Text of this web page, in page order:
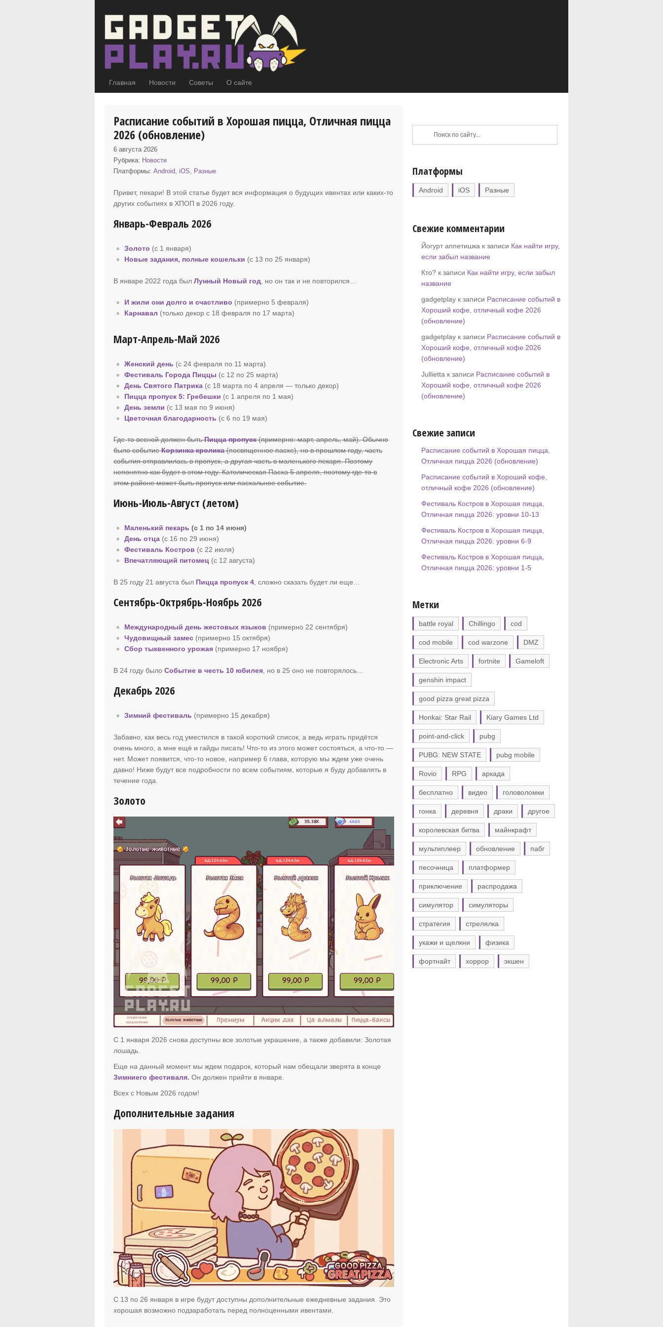
Главная Новости Советы О сайте
Расписание событий в Хорошая пицца, Отличная пицца
2026 (обновление)
6 августа 2026
Рубрика: Новости
Платформы:Android, iOS, Разные
Привет, пекари! В этой статье будет вся информация о будущих ивентах или каких-то
других событиях в ХПОП в 2026 году.
Январь-Февраль 2026
Золото (с 1 января)
Новые задания, полные кошельки (с 13 по 25 января)
В январе 2022 года былЛунный Новый год , но он так и не повторился…
И жили они долго и счастливо (примерно 5 февраля)
Карнавал (только декор с 18 февраля по 17 марта)
Март-Апрель-Май 2026
Женский день (с 24 февраля по 11 марта)
Фестиваль Города Пиццы (с 12 по 25 марта)
День Святого Патрика (с 18 марта по 4 апреля — только декор)
Пицца пропуск 5: Гребешки (с 1 апреля по 1 мая)
День земли (с 13 мая по 9 июня)
Цветочная благодарность (с 6 по 19 мая)
Где-то весной должен бытьПицца пропуск (примерно: март, апрель, май). Обычно
было событиеКорзинка кролика(посвященное пасхе), но в прошлом году, часть
события отправлилась в пропуск, а другая часть в маленького пекаря. Поэтому
непонятно как будет в этом году. Католическая Пасха 5 апреля, поэтому где-то в
этом районе может быть пропуск или пасхальное событие.
Июнь-Июль-Август (летом)
Маленький пекарь (с 1 по 14 июня)
День отца (с 16 по 29 июня)
Фестиваль Костров (c 22 июля)
Впечатляющий питомец (c 12 августа)
В 25 году 21 августа был Пицца пропуск 4, сложно сказать будет ли еще…
Сентябрь-Октрябрь-Ноябрь 2026
Международный день жестовых языков (примерно 22 сентября)
Чудовищный замес (примерно 15 октября)
Сбор тыквенного урожая (примерно 17 ноября)
В 24 году былоСобытие в честь 10 юбилея, но в 25 оно не повторялось…
Декабрь 2026
Зимний фестиваль (примерно 15 декабря)
Забавно, как весь год уместился в такой короткий список, а ведь играть придётся
очень много, а мне ещё и гайды писать! Что-то из этого может состояться, а что-то —
нет. Может появится, что-то новое, например 6 глава, которую мы ждем уже очень
давно! Ниже будут все подробности по всем событиям, которые я буду добавлять в
течение года.
Золото
С 1 января 2026 снова доступны все золотые украшение, а также добавили: Золотая
лошадь.
Еще на данный момент мы ждем подарок, который нам обещали зверята в конце
Зимниего фестиваля. Он должен прийти в январе.
Всех с Новым 2026 годом!
Дополнительные задания
C 13 по 26 января в игре будут доступны дополнительные ежедневные задания. Это
хорошая возможно подзаработать перед полноценными ивентами.
Платформы
Android iOS Разные
Свежие комментарии
Йогурт аппетишка к записи Как найти игру,
если забыл название
Кто? к записи Как найти игру, если забыл
название
gadgetplay к записи Расписание событий в
Хороший кофе, отличный кофе 2026
(обновление)
gadgetplay к записи Расписание событий в
Хороший кофе, отличный кофе 2026
(обновление)
Jullietta к записи Расписание событий в
Хороший кофе, отличный кофе 2026
(обновление)
Свежие записи
Расписание событий в Хорошая пицца,
Отличная пицца 2026 (обновление)
Расписание событий в Хороший кофе,
отличный кофе 2026 (обновление)
Фестиваль Костров в Хорошая пицца,
Отличная пицца 2026: уровни 10-13
Фестиваль Костров в Хорошая пицца,
Отличная пицца 2026: уровни 6-9
Фестиваль Костров в Хорошая пицца,
Отличная пицца 2026: уровни 1-5
Метки
battle royal Chillingo cod
cod mobile cod warzone DMZ
Electronic Arts fortnite Gameloft
genshin impact
good pizza great pizza
Honkai: Star Rail Kiary Games Ltd
point-and-click pubg
PUBG: NEW STATE pubg mobile
Rovio RPG аркада
бесплатно видео головоломки
гонка деревня драки другое
королевская битва майнкрафт
мультиплеер обновление пабг
песочница платформер
приключение распродажа
симулятор симуляторы
стратегия стрелялка
укажи и щелкни физика
фортнайт хоррор экшен